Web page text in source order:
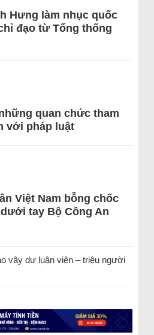
Hưng làm nhục quốc
đạo từ Tổng thống
quan chức tham
với pháp luật
Việt Nam bỗng chốc
tay Bộ Công An
vây dư luận viên – triệu người